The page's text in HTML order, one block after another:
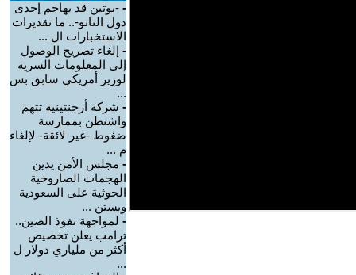
- -بوتين قد يهاجم إحدى
دول الناتو-.. ما تقديرات
الاستخبارات ال ...
- إلغاء تصريح الوصول
إلى المعلومات السرية
لوزير أمريكي سابق بس
...
- شركة أرجنتينية تتهم
واشنطن بممارسة
ضغوط -غير لائقة- لإلغاء
م ...
- مجلس الأمن يدين
الهجمات الصاروخية
الحوثية على السعودية
ويستن ...
- لمواجهة نفوذ الصين..
ترامب يعلن تخصيص
أكثر من ملياري دولار ل
...